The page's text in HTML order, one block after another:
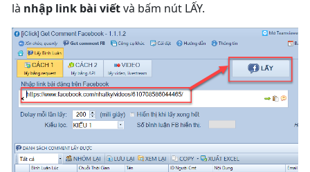
là nhập link bài viếtvà bấm nút LẤY.